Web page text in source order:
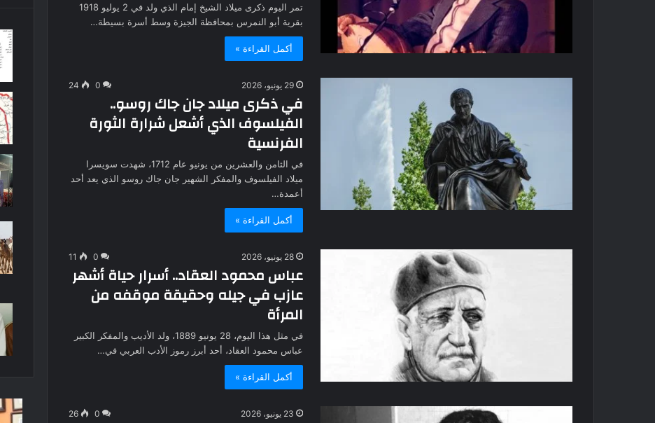
تمر اليوم ذكرى ميلاد الشيخ إمام الذي ولد في 2 يوليو 1918
بقرية أبو النمرس بمحافظة الجيزة وسط أسرة بسيطة…
أكمل القراءة »
29 يونيو، 2026 0
24
في ذكرى ميلاد جان جاك روسو..
الفيلسوف الذي أشعل شرارة الثورة
الفرنسية
في الثامن والعشرين من يونيو عام 1712، شهدت سويسرا
ميلاد الفيلسوف والمفكر الشهير جان جاك روسو الذي يعد أحد
أعمدة…
أكمل القراءة »
28 يونيو، 2026 0
11
عباس محمود العقاد.. أسرار حياة أشهر
عازب في جيله وحقيقة موقفه من
المرأة
في مثل هذا اليوم، 28 يونيو 1889، ولد الأديب والمفكر الكبير
عباس محمود العقاد، أحد أبرز رموز الأدب العربي في…
أكمل القراءة »
23 يونيو، 2026 0
26